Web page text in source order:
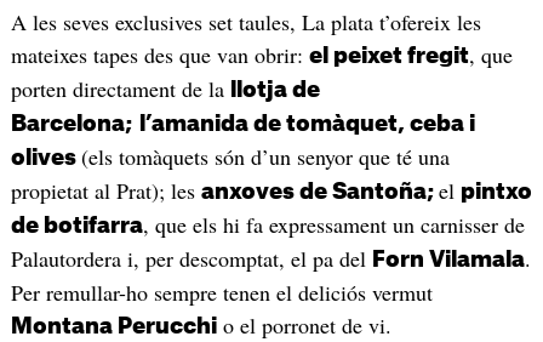
A les seves exclusives set taules, La plata t’ofereix les
mateixes tapes des que van obrir: el peixet fregit, que
porten directament de la
llotja de
Barcelona;
l’amanida de tomàquet, ceba i
olives (els tomàquets són d’un senyor que té una
propietat al Prat); les anxoves de Santoña; el pintxo
de botifarra, que els hi fa expressament un carnisser de
Palautordera i, per descomptat, el pa del Forn Vilamala.
Per remullar-ho sempre tenen el deliciós vermut
Montana Perucchio el porronet de vi.